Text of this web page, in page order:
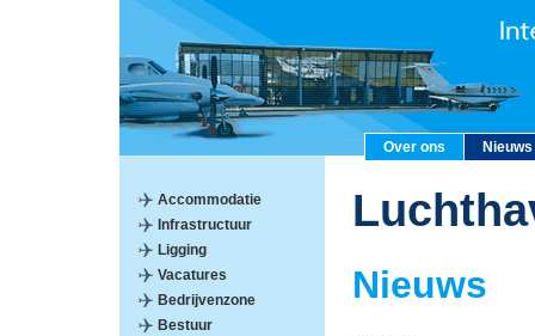
Over ons Nieuws
Accommodatie
Infrastructuur
Ligging
Vacatures
Bedrijvenzone
Bestuur
Nieuws